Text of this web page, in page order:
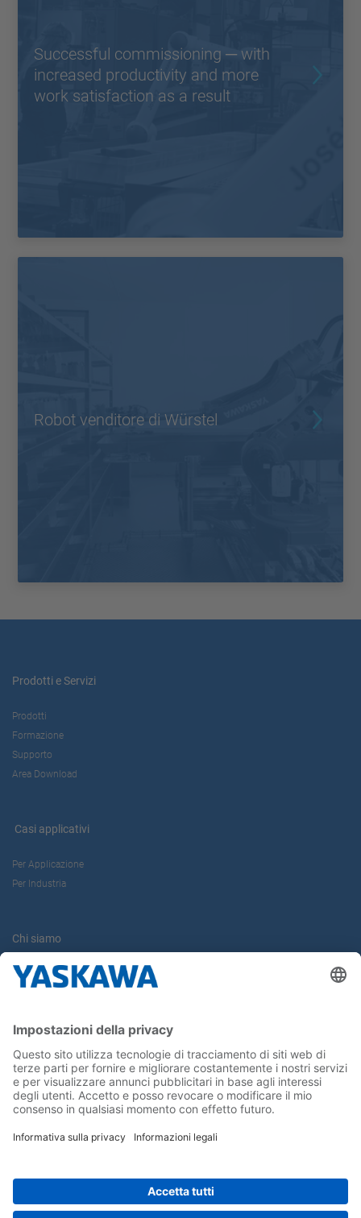
Successful commissioning ─ with
increased productivity and more
work satisfaction as a result
Robot venditore di Würstel
Prodotti e Servizi
Prodotti
Formazione
Supporto
Area Download
Casi applicativi
Per Applicazione
Per Industria
Chi siamo
Yaskawa Europe Gmbh
Conferma la tua presenza in Yaskawa
Seguici su...